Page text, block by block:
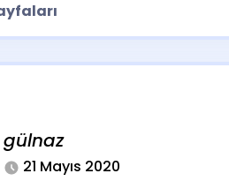
gülnaz
21 Mayıs 2020